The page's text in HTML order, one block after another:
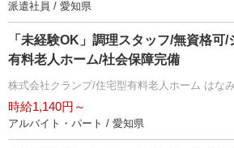
派遣社員 / 愛知県
「未経験OK」調理スタッフ/無資格可
有料老人ホーム/社会保障完備
株式会社クランプ/住宅型有料老人ホーム はな
時給1,140円～
アルバイト・パート / 愛知県